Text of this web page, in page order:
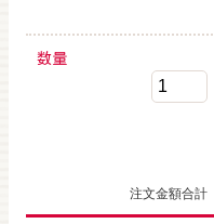
数量
注文金額合計